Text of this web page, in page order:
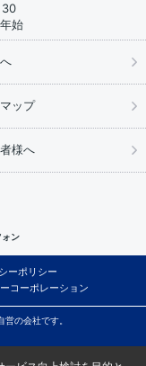
30
始
ップ
様へ
ォン
ーポリシー
コーポレーション
の会社です。